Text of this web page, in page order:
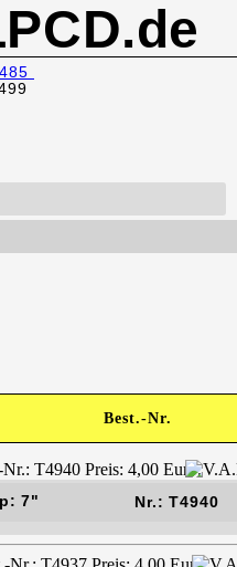
Best.-Nr.
7" Nr.: T4940